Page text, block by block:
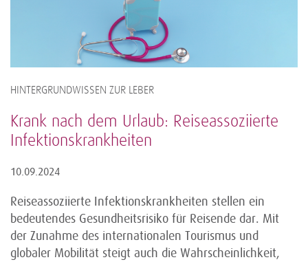
HINTERGRUNDWISSEN ZUR LEBER
Krank nach dem Urlaub: Reiseassoziierte
Infektionskrankheiten
10.09.2024
Reiseassoziierte Infektionskrankheiten stellen ein
bedeutendes Gesundheitsrisiko für Reisende dar. Mit
der Zunahme des internationalen Tourismus und
globaler Mobilität steigt auch die Wahrscheinlichkeit,